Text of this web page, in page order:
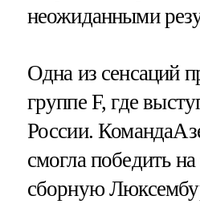
неожиданными
Одна из сенсаций
группе F, где
России.
смогла победить
сборную